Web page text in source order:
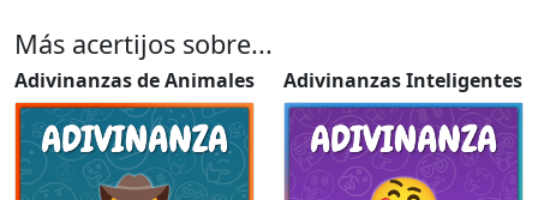
Más acertijos sobre...
Adivinanzas de Animales Adivinanzas Inteligentes